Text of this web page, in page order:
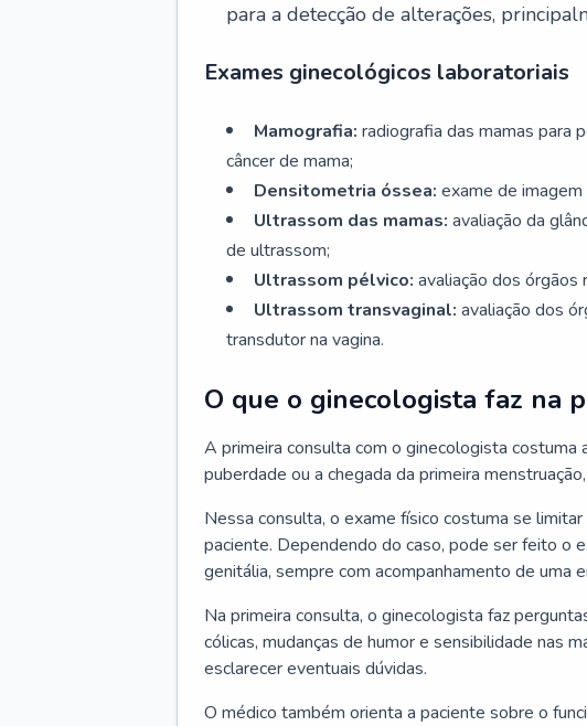
para a detecção de alterações,
Exames ginecológicos laboratoriais
Mamografia: radiografia das mamas para
câncer de mama;
Densitometria óssea: exame de
Ultrassom das mamas: avaliação da
de ultrassom;
Ultrassom pélvico: avaliação dos
Ultrassom transvaginal: avaliação dos
transdutor na vagina.
O que o ginecologista faz na
A primeira consulta com o ginecologista
puberdade ou a chegada da primeira
Nessa consulta, o exame físico costuma se
paciente. Dependendo do caso, pode ser feito o
genitália, sempre com acompanhamento de uma
Na primeira consulta, o ginecologista faz
cólicas, mudanças de humor e sensibilidade nas
esclarecer eventuais dúvidas.
O médico também orienta a paciente sobre o